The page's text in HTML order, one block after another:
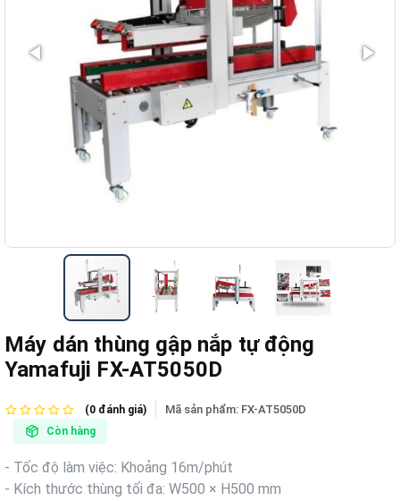
Máy dán thùng gập nắp tự động
Yamafuji FX-AT5050D
(0 đánh giá) Mã sản phẩm: FX-AT5050D
Còn hàng
- Tốc độ làm việc: Khoảng 16m/phút
- Kích thước thùng tối đa: W500 × H500 mm